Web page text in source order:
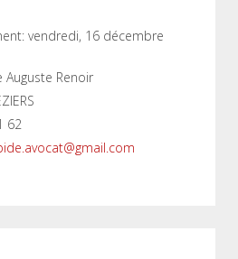
vendredi, 16 décembre
Auguste Renoir
62